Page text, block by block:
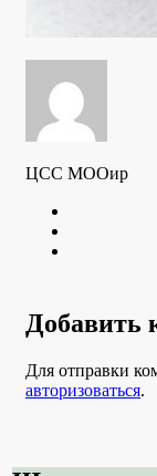
ЦСС МООир
Добавить
Для отправки
авторизоваться.